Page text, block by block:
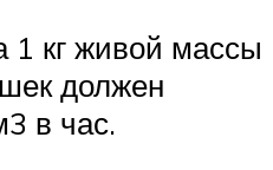
1 кг живой массы
должен
в час.